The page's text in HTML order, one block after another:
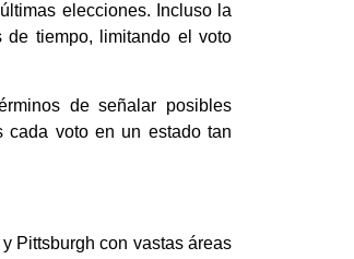
elecciones. Incluso la
tiempo, limitando el voto
de señalar posibles
cada voto en un estado tan
Pittsburgh con vastas áreas